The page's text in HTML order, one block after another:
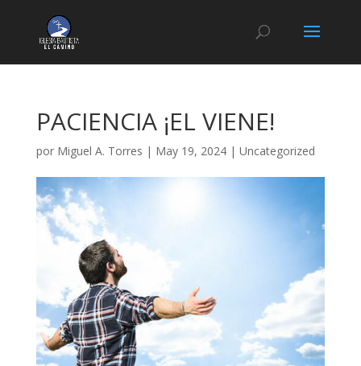
PACIENCIA ¡EL VIENE!
por Miguel A. Torres | May 19, 2024| Uncategorized